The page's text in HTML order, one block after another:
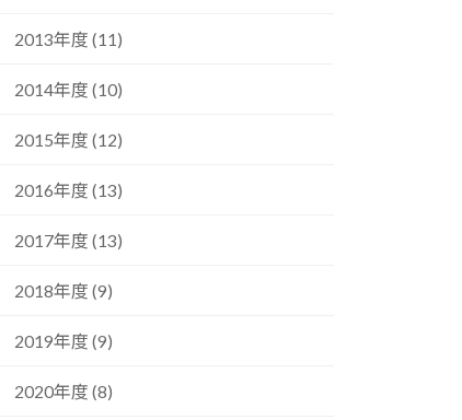
2013年度 (11)
2014年度 (10)
2015年度 (12)
2016年度 (13)
2017年度 (13)
2018年度 (9)
2019年度 (9)
2020年度 (8)